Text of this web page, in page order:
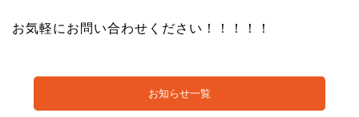
お気軽にお問い合わせください！！！！！
お知らせ一覧